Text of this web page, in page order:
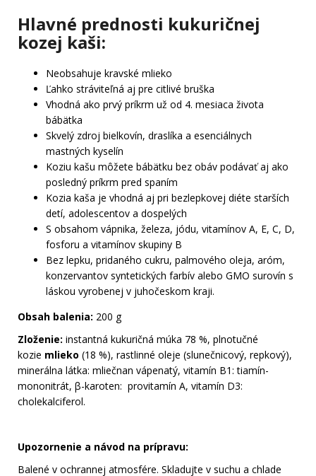
Hlavné prednosti kukuričnej
kozej kaši:
Neobsahuje kravské mlieko
Ľahko stráviteľná aj pre citlivé bruška
Vhodná ako prvý príkrm už od 4. mesiaca života
bábätka
Skvelý zdroj bielkovín, draslíka a esenciálnych
mastných kyselín
Koziu kašu môžete bábätku bez obáv podávať aj ako
posledný príkrm pred spaním
Kozia kaša je vhodná aj pri bezlepkovej diéte starších
detí, adolescentov a dospelých
S obsahom vápnika, železa, jódu, vitamínov A, E, C, D,
fosforu a vitamínov skupiny B
Bez lepku, pridaného cukru, palmového oleja, aróm,
konzervantov syntetických farbív alebo GMO surovín s
láskou vyrobenej v juhočeskom kraji.
Obsah balenia: 200 g
Zloženie: instantná kukuričná múka 78 %, plnotučné
kozie mlieko (18 %), rastlinné oleje (slunečnicový, repkový),
minerálna látka: mliečnan vápenatý, vitamín B1: tiamín-
mononitrát, β-karoten: provitamín A, vitamín D3:
cholekalciferol.
Upozornenie a návod na prípravu:
Balené v ochrannej atmosfére. Skladujte v suchu a chlade